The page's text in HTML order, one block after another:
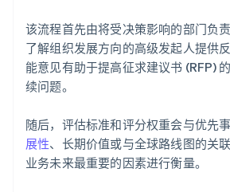
该流程首先由将受决策影响的部门负
了解组织发展方向的高级发起人提供
能意见有助于提高征求建议书 (RFP)
续问题。
随后，评估标准和评分权重会与优先
展性、长期价值或与全球路线图的关
业务未来最重要的因素进行衡量。